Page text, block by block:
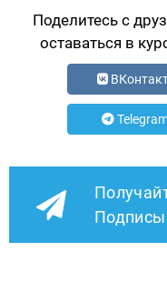
Поделитесь с
оставаться в